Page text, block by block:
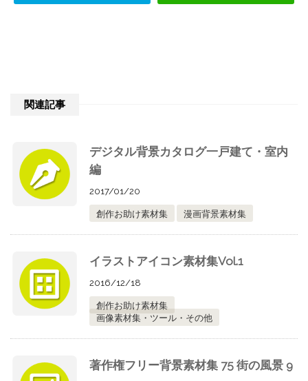
関連記事
デジタル背景カタログ一戸建て・室内
編
2017/01/20
創作お助け素材集 漫画背景素材集
イラストアイコン素材集Vol.1
2016/12/18
創作お助け素材集
画像素材集・ツール・その他
著作権フリー背景素材集 75 街の風景 9